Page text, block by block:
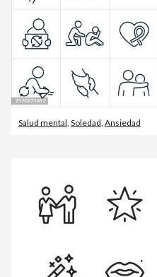
Salud mental Soledad Ansiedad